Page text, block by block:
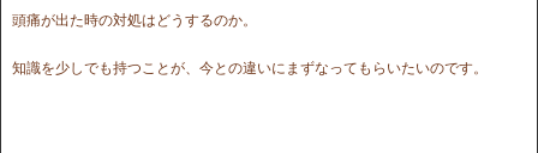
頭痛が出た時の対処はどうするのか。
知識を少しでも持つことが、今との違いにまずなってもらいたいのです。